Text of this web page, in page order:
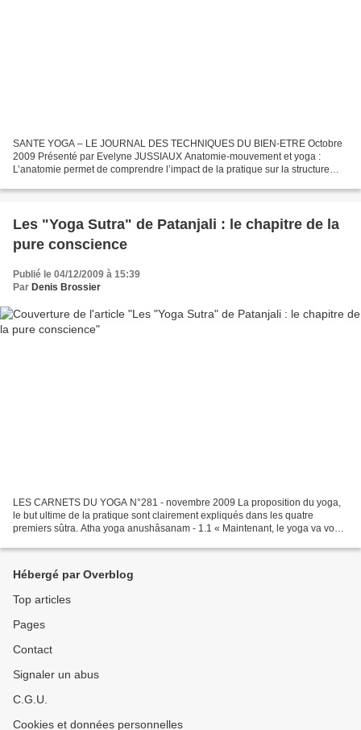
SANTE YOGA – LE JOURNAL DES TECHNIQUES DU BIEN-ETRE Octobre
2009 Présenté par Evelyne JUSSIAUX Anatomie-mouvement et yoga :
L’anatomie permet de comprendre l’impact de la pratique sur la structure
Les "Yoga Sutra" de Patanjali : le chapitre de la
pure conscience
Publié le 04/12/2009 à 15:39
Par Denis Brossier
LES CARNETS DU YOGA N°281 - novembre 2009 La proposition du yoga,
le but ultime de la pratique sont clairement expliqués dans les quatre
premiers sûtra. Atha yoga anushâsanam - 1.1 « Maintenant, le yoga va vous
Hébergé par Overblog
Top articles
Pages
Contact
Signaler un abus
C.G.U.
Cookies et données personnelles